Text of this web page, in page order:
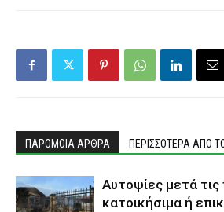
ΠΑΡΟΜΟΙΑ ΑΡΘΡΑ ΠΕΡΙΣΣΟΤΕΡΑ ΑΠΟ
Αυτοψίες μετά
κατοικήσιμα ή